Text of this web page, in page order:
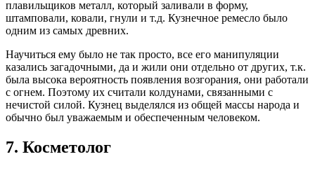
плавильщиков металл, который заливали в форму,
штамповали, ковали, гнули и т.д. Кузнечное ремесло было
одним из самых древних.
Научиться ему было не так просто, все его манипуляции
казались загадочными, да и жили они отдельно от других, т.к.
была высока вероятность появления возгорания, они работали
с огнем. Поэтому их считали колдунами, связанными с
нечистой силой. Кузнец выделялся из общей массы народа и
обычно был уважаемым и обеспеченным человеком.
7. Косметолог